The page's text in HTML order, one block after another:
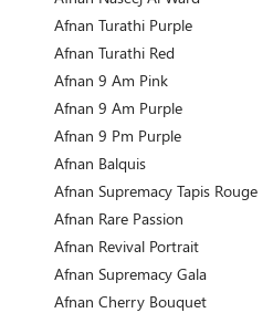
Afnan Turathi Purple
Afnan Turathi Red
Afnan 9 Am Pink
Afnan 9 Am Purple
Afnan 9 Pm Purple
Afnan Balquis
Afnan Supremacy Tapis Rouge
Afnan Rare Passion
Afnan Revival Portrait
Afnan Supremacy Gala
Afnan Cherry Bouquet